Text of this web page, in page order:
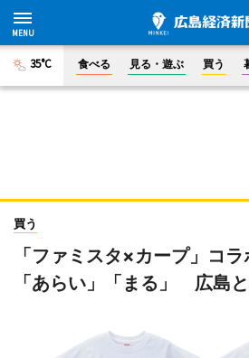
35°C 食べる 見る・遊ぶ 買う
買う
「ファミスタ×カープ」コ
「あらい」「まる」 広島